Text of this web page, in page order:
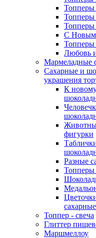
Топперы
Топперы
Топперы
С Новым
Топперы
Любовь
Мармеладные
Сахарные и
украшения
К
фигурки
Разные
Топперы
Топпер - свеча
Глиттер
Маршмеллоу